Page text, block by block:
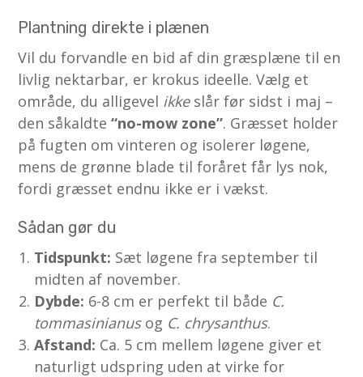
Plantning direkte i plænen
Vil du forvandle en bid af din græsplæne til en
livlig nektarbar, er krokus ideelle. Vælg et
område, du alligevel ikkeslår før sidst i maj –
den såkaldte“no-mow zone”. Græsset holder
på fugten om vinteren og isolerer løgene,
mens de grønne blade til foråret får lys nok,
fordi græsset endnu ikke er i vækst.
Sådan gør du
Tidspunkt: Sæt løgene fra september til
midten af november.
Dybde: 6-8 cm er perfekt til både C.
tommasinianusog C. chrysanthus.
Afstand: Ca. 5 cm mellem løgene giver et
naturligt udspring uden at virke for